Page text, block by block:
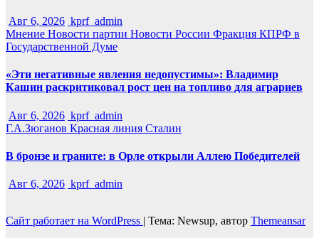
Авг 6, 2026 kprf_admin
Мнение Новости партии Новости России Фракция КПРФ в
Государственной Думе
«Эти негативные явления недопустимы»: Владимир
Кашин раскритиковал рост цен на топливо для аграриев
Авг 6, 2026 kprf_admin
Г.А.Зюганов Красная линия Сталин
В бронзе и граните: в Орле открыли Аллею Победителей
Авг 6, 2026 kprf_admin
Сайт работает на WordPress | Тема: Newsup, автор Themeansar